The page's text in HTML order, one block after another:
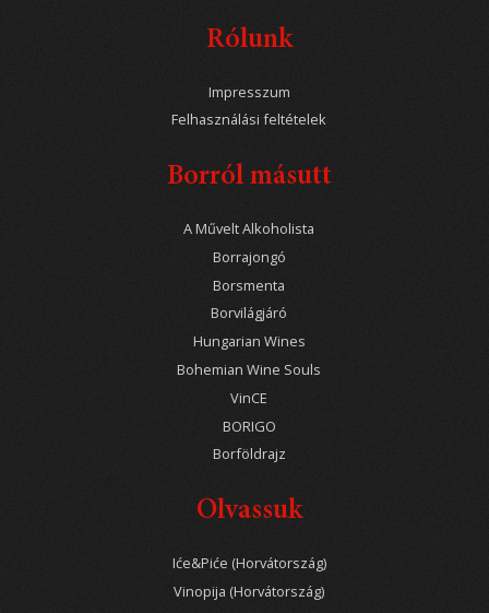
Rólunk
Impresszum
Felhasználási feltételek
Borról másutt
A Művelt Alkoholista
Borrajongó
Borsmenta
Borvilágjáró
Hungarian Wines
Bohemian Wine Souls
VinCE
BORIGO
Borföldrajz
Olvassuk
Iće&Piće (Horvátország)
Vinopija (Horvátország)